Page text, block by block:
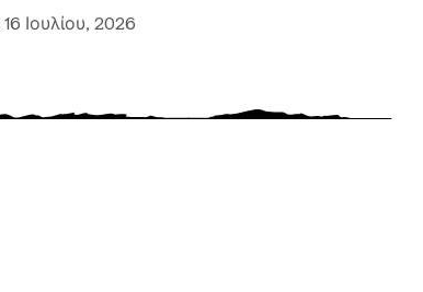
16 Ιουλίου, 2026